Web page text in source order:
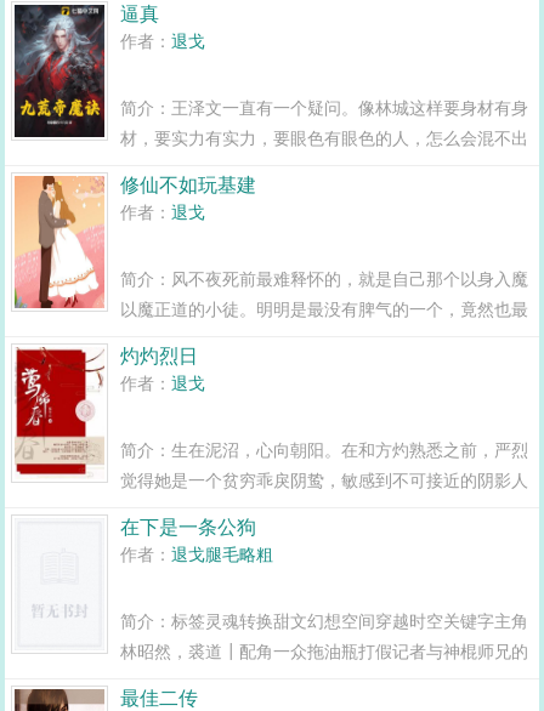
的深厚文采。众人才惊然发现这两人深藏不露都是高手
逼真
作者：退戈
简介：王泽文一直有一个疑问。像林城这样要身材有身
材，要实力有实力，要眼色有眼色的人，怎么会混不出
的大腿，险些被打得下半身残疾。自此王泽文又有了一
修仙不如玩基建
作者：退戈
简介：风不夜死前最难释怀的，就是自己那个以身入魔
以魔正道的小徒。明明是最没有脾气的一个，竟然也最
潦倒一生。等他再醒来时，天地异象初现，已是百年之
灼灼烈日
作者：退戈
简介：生在泥沼，心向朝阳。在和方灼熟悉之前，严烈
觉得她是一个贫穷乖戾阴鸷，敏感到不可接近的阴影人
一眼坚定到绝不回头努力到从不停歇，时刻散发着生命
在下是一条公狗
作者：退戈腿毛略粗
简介：标签灵魂转换甜文幻想空间穿越时空关键字主角
林昭然，裘道┃配角一众拖油瓶打假记者与神棍师兄的
最佳二传